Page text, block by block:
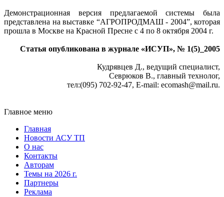
Демонстрационная версия предлагаемой системы была
представлена на выставке “АГРОПРОДМАШ - 2004”, которая
прошла в Москве на Красной Пресне с 4 по 8 октября 2004 г.
Статья опубликована в журнале «ИСУП», № 1(5)_2005
Кудрявцев Д., ведущий специалист,
Севрюков В., главный технолог,
тел:(095) 702-92-47, E-mail: ecomash@mail.ru.
Главное меню
Главная
Новости АСУ ТП
О нас
Контакты
Авторам
Темы на 2026 г.
Партнеры
Реклама